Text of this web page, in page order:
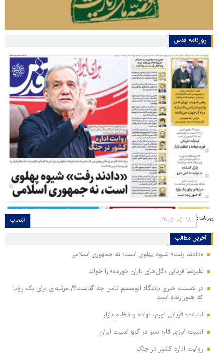
روزنامه قدس
روزنامه: انتخاب
آخرین مطالب
«دادند رفت» شیوه پهلوی است؛ نه جمهوری اسلامی
علیرضا قربانی «گل‌های باران خورده» را خواند
در نشست خبری باشگاه ابومسلم ثامن چه گذشت؟/ مرثیه‌ای برای یک رؤیا
که هنوز زنده است
لبنیات؛ قربانی تورم، نهاده و تنظیم بازار
امنیت انرژی قاره سبز در گرو امنیت ایران
روایت اداره کشور در جنگ